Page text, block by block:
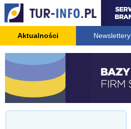
Aktualności Newslettery